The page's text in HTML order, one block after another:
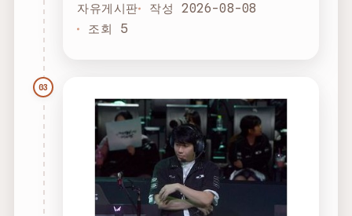
자유게시판
작성 2026-08-08
조회 5
03